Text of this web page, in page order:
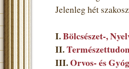
Jelenleg hét
I.Bölcsészet-,
II.
III.Orvos- és